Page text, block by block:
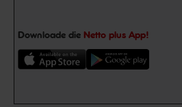
Downloade die Netto plus App!